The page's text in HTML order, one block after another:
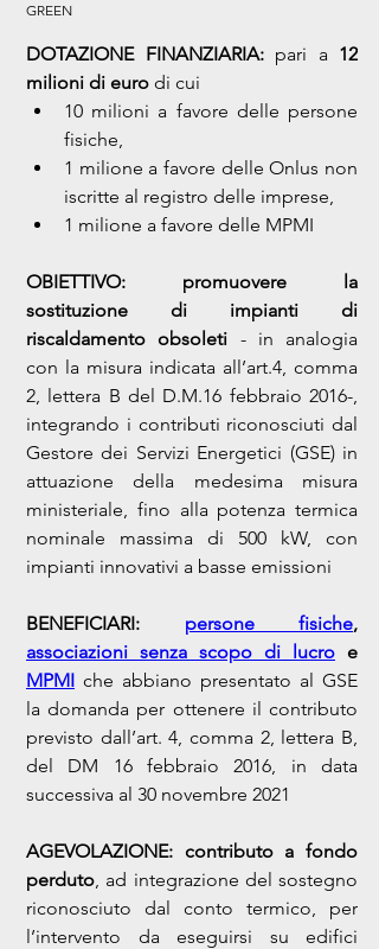
GREEN
DOTAZIONE FINANZIARIA: pari a 12
milioni di euro di cui
10 milioni a favore delle persone
fisiche,
1 milione a favore delle Onlus non
iscritte al registro delle imprese,
1 milione a favore delle MPMI
OBIETTIVO:
promuovere la
sostituzione di impianti di
riscaldamento obsoleti - in analogia
con la misura indicata all’art.4, comma
2, lettera B del D.M.16 febbraio 2016-,
integrando i contributi riconosciuti dal
Gestore dei Servizi Energetici (GSE) in
attuazione della medesima misura
ministeriale, fino alla potenza termica
nominale massima di 500 kW, con
impianti innovativi a basse emissioni
BENEFICIARI: persone fisiche
associazioni senza scopo di lucro
MPMI che abbiano presentato al GSE
la domanda per ottenere il contributo
previsto dall’art. 4, comma 2, lettera B,
del DM 16 febbraio 2016, in data
successiva al 30 novembre 2021
AGEVOLAZIONE: contributo a fondo
perduto, ad integrazione del sostegno
riconosciuto dal conto termico, per
l’intervento da eseguirsi su edifici